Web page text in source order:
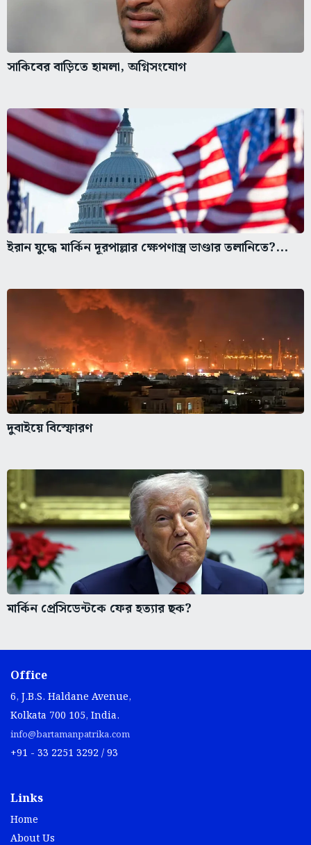
সাকিবের বাড়িতে হামলা, অগ্নিসংযোগ
ইরান যুদ্ধে মার্কিন দূরপাল্লার ক্ষেপণাস্ত্র ভাণ্ডার তলানিতে?...
দুবাইয়ে বিস্ফোরণ
মার্কিন প্রেসিডেন্টকে ফের হত্যার ছক?
Office
6, J.B.S. Haldane Avenue,
Kolkata 700 105, India.
info@bartamanpatrika.com
+91 - 33 2251 3292 / 93
Links
Home
About Us